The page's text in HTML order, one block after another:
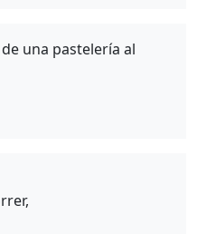
una pastelería al